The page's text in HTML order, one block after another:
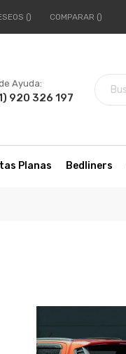
COMPARAR
Ayuda:
920 326 197
Planas Bedliners